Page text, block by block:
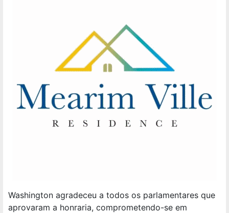
Washington agradeceu a todos os parlamentares que
aprovaram a honraria, comprometendo-se em